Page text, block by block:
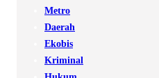
Metro
Daerah
Ekobis
Kriminal